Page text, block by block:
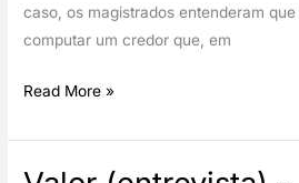
caso, os magistrados entenderam
computar um credor que, em
Tribunal
recuperação
extrajudicial
Read More »